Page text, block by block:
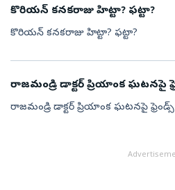
కొరియన్ కనకరాజు హిట్టా? ఫట్టా?
కొరియన్ కనకరాజు హిట్టా? ఫట్టా?
రాజమండ్రి డాక్టర్ ప్రియాంక ఘటనపై
రాజమండ్రి డాక్టర్ ప్రియాంక ఘటనపై